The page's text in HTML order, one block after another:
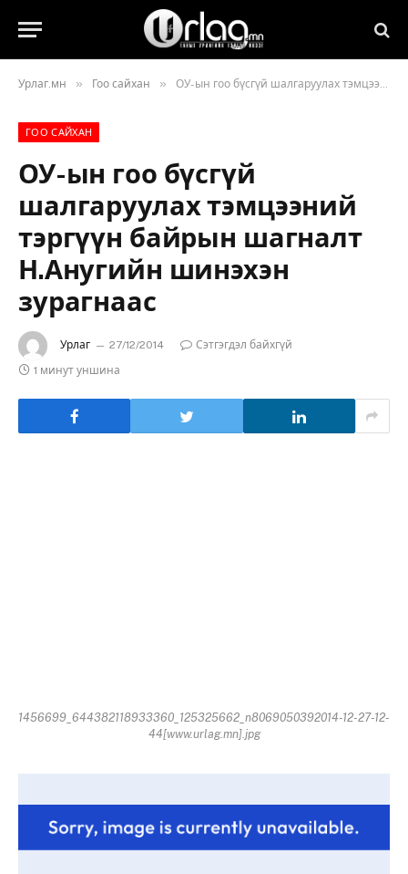
Урлаг.мн » Гоо сайхан » ОУ-ын гоо бүсгүй шалгаруулах тэмцээний тэргүүн байрын шагналт Н.Анугийн шинэхэн зурагнаас
ГОО САЙХАН
ОУ-ын гоо бүсгүй
шалгаруулах тэмцээний
тэргүүн байрын шагналт
Н.Анугийн шинэхэн
зурагнаас
Урлаг 27/12/2014
Сэтгэгдэл байхгүй
1 минут уншина
1456699_644382118933360_125325662_n8069050392014-12-27-12-
44[www.urlag.mn].jpg